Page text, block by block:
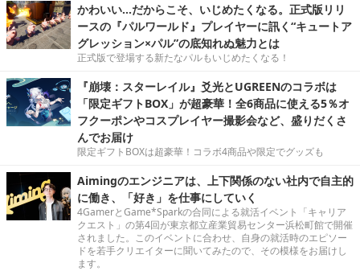
かわいい…だからこそ、いじめたくなる。正式版リリ
ースの『パルワールド』プレイヤーに訊く“キュートア
グレッション×パル”の底知れぬ魅力とは
正式版で登場する新たなパルもいじめたくなる！
『崩壊：スターレイル』爻光とUGREENのコラボは
「限定ギフトBOX」が超豪華！全6商品に使える5％オ
フクーポンやコスプレイヤー撮影会など、盛りだくさ
んでお届け
限定ギフトBOXは超豪華！コラボ4商品や限定でグッズも
Aimingのエンジニアは、上下関係のない社内で自主的
に働き、「好き」を仕事にしていく
4GamerとGame*Sparkの合同による就活イベント「キャリア
クエスト」の第4回が東京都立産業貿易センター浜松町館で開催
されました。このイベントに合わせ、自身の就活時のエピソー
ドを若手クリエイターに聞いてみたので、その模様をお届けし
ます。